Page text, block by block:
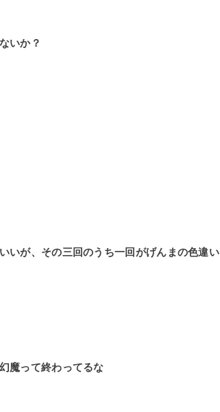
いか？
いが、その三回のうち一回がげんまの色違い
魔って終わってるな